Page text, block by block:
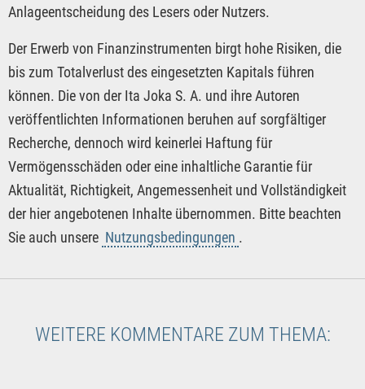
Anlageentscheidung des Lesers oder Nutzers.
Der Erwerb von Finanzinstrumenten birgt hohe Risiken, die
bis zum Totalverlust des eingesetzten Kapitals führen
können. Die von der Ita Joka S. A. und ihre Autoren
veröffentlichten Informationen beruhen auf sorgfältiger
Recherche, dennoch wird keinerlei Haftung für
Vermögensschäden oder eine inhaltliche Garantie für
Aktualität, Richtigkeit, Angemessenheit und Vollständigkeit
der hier angebotenen Inhalte übernommen. Bitte beachten
Sie auch unsere Nutzungsbedingungen .
WEITERE KOMMENTARE ZUM THEMA: